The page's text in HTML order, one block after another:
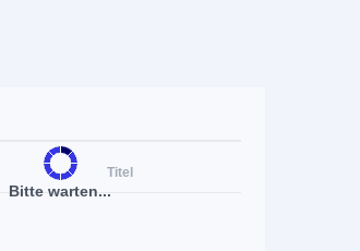
Bitte warten...
Titel